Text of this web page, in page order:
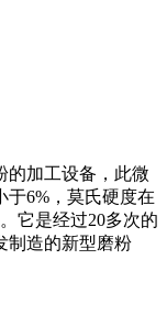
的加工设备，此微
于6%，莫氏硬度在
它是经过20多次的
制造的新型磨粉